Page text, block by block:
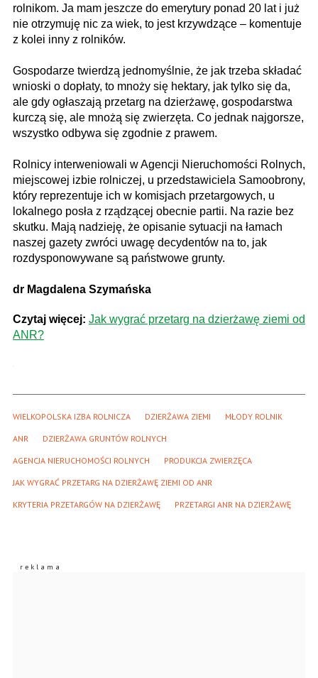
rolnikom. Ja mam jeszcze do emerytury ponad 20 lat i już
nie otrzymuję nic za wiek, to jest krzywdzące – komentuje
z kolei inny z rolników.
Gospodarze twierdzą jednomyślnie, że jak trzeba składać
wnioski o dopłaty, to mnoży się hektary, jak tylko się da,
ale gdy ogłaszają przetarg na dzierżawę, gospodarstwa
kurczą się, ale mnożą się zwierzęta. Co jednak najgorsze,
wszystko odbywa się zgodnie z prawem.
Rolnicy interweniowali w Agencji Nieruchomości Rolnych,
miejscowej izbie rolniczej, u przedstawiciela Samoobrony,
który reprezentuje ich w komisjach przetargowych, u
lokalnego posła z rządzącej obecnie partii. Na razie bez
skutku. Mają nadzieję, że opisanie sytuacji na łamach
naszej gazety zwróci uwagę decydentów na to, jak
rozdysponowywane są państwowe grunty.
dr Magdalena Szymańska
Czytaj więcej: Jak wygrać przetarg na dzierżawę ziemi od
ANR?
WIELKOPOLSKA IZBA ROLNICZA DZIERŻAWA ZIEMI MŁODY ROLNIK
ANR DZIERŻAWA GRUNTÓW ROLNYCH
AGENCJA NIERUCHOMOŚCI ROLNYCH PRODUKCJA ZWIERZĘCA
JAK WYGRAĆ PRZETARG NA DZIERŻAWĘ ZIEMI OD ANR
KRYTERIA PRZETARGÓW NA DZIERŻAWĘ PRZETARGI ANR NA DZIERŻAWĘ